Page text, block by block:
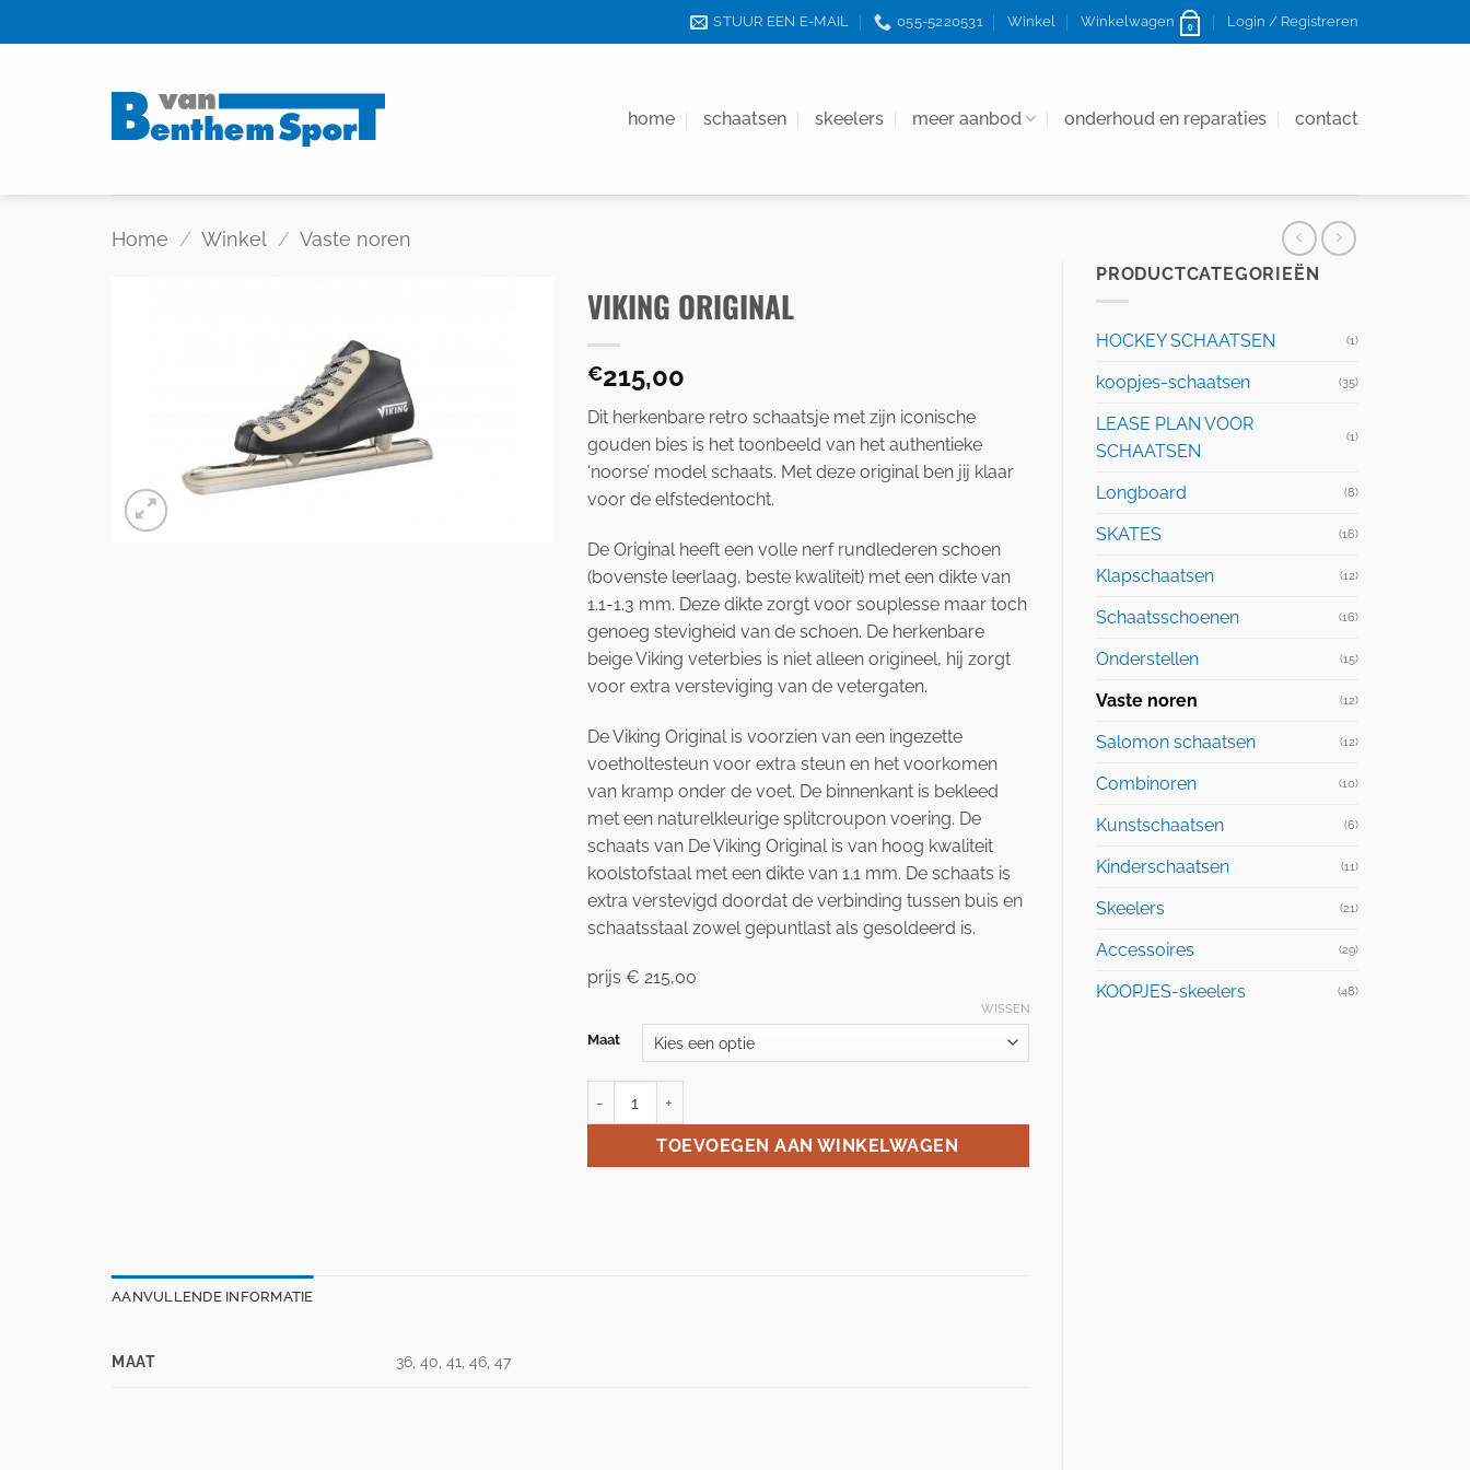
to
STUUR EEN E-MAIL 055-5220531 Winkel Winkelwagen 0 Login / Registreren
home schaatsen skeelers meer aanbod onderhoud en reparaties contact
Home / Winkel / Vaste noren
PRODUCTCATEGORIEËN
HOCKEY SCHAATSEN (1)
koopjes-schaatsen (35)
LEASE PLAN VOOR
SCHAATSEN
(1)
Longboard (8)
SKATES (16)
Klapschaatsen (12)
Schaatsschoenen (16)
Onderstellen (15)
Vaste noren (12)
Salomon schaatsen (12)
Combinoren (10)
Kunstschaatsen (6)
Kinderschaatsen (11)
Skeelers (21)
Accessoires (29)
KOOPJES-skeelers (48)
VIKING ORIGINAL
€215,00
Dit herkenbare retro schaatsje met zijn iconische
gouden bies is het toonbeeld van het authentieke
‘noorse’ model schaats. Met deze original ben jij klaar
voor de elfstedentocht.
De Original heeft een volle nerf rundlederen schoen
(bovenste leerlaag, beste kwaliteit) met een dikte van
1.1-1.3 mm. Deze dikte zorgt voor souplesse maar toch
genoeg stevigheid van de schoen. De herkenbare
beige Viking veterbies is niet alleen origineel, hij zorgt
voor extra versteviging van de vetergaten.
De Viking Original is voorzien van een ingezette
voetholtesteun voor extra steun en het voorkomen
van kramp onder de voet. De binnenkant is bekleed
met een naturelkleurige splitcroupon voering. De
schaats van De Viking Original is van hoog kwaliteit
koolstofstaal met een dikte van 1.1 mm. De schaats is
extra verstevigd doordat de verbinding tussen buis en
schaatsstaal zowel gepuntlast als gesoldeerd is.
prijs € 215,00
Maat
WISSEN
TOEVOEGEN AAN WINKELWAGEN
AANVULLENDE INFORMATIE
MAAT 36, 40, 41, 46, 47